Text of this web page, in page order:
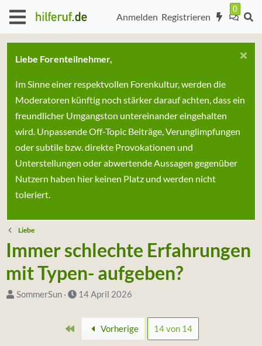
Anmelden Registrieren
Liebe Forenteilnehmer,
Im Sinne einer respektvollen Forenkultur, werden die
Moderatoren künftig noch stärker darauf achten, dass ein
freundlicher Umgangston untereinander eingehalten
wird. Unpassende Off-Topic Beiträge, Verunglimpfungen
oder subtile bzw. direkte Provokationen und
Unterstellungen oder abwertende Aussagen gegenüber
Nutzern haben hier keinen Platz und werden nicht
toleriert.
Liebe
Immer schlechte Erfahrungen
mit Typen- aufgeben?
S
SommerSun
D
u
14 April 2026
Erste Vorherige 14 von 14